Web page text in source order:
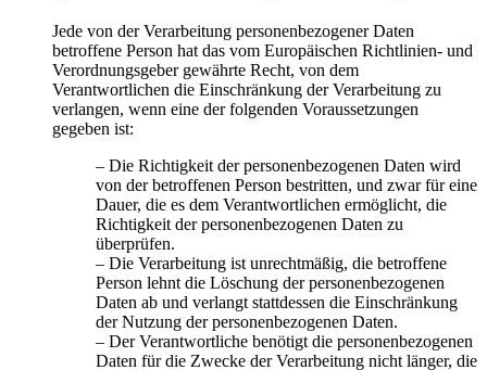
Jede von der Verarbeitung personenbezogener Daten
betroffene Person hat das vom Europäischen Richtlinien- und
Verordnungsgeber gewährte Recht, von dem
Verantwortlichen die Einschränkung der Verarbeitung zu
verlangen, wenn eine der folgenden Voraussetzungen
gegeben ist:
– Die Richtigkeit der personenbezogenen Daten wird
von der betroffenen Person bestritten, und zwar für eine
Dauer, die es dem Verantwortlichen ermöglicht, die
Richtigkeit der personenbezogenen Daten zu
überprüfen.
– Die Verarbeitung ist unrechtmäßig, die betroffene
Person lehnt die Löschung der personenbezogenen
Daten ab und verlangt stattdessen die Einschränkung
der Nutzung der personenbezogenen Daten.
– Der Verantwortliche benötigt die personenbezogenen
Daten für die Zwecke der Verarbeitung nicht länger, die